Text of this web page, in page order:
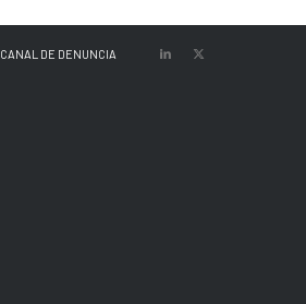
CANAL DE DENUNCIA